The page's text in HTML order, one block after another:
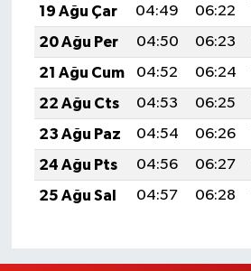
19 Ağu Çar
04:49 06:22
20 Ağu Per
04:50 06:23
21 Ağu Cum
04:52 06:24
22 Ağu Cts
04:53 06:25
23 Ağu Paz
04:54 06:26
24 Ağu Pts
04:56 06:27
25 Ağu Sal
04:57 06:28